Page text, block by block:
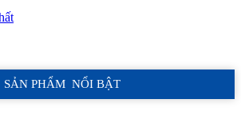
SẢN PHẨM NỔI BẬT